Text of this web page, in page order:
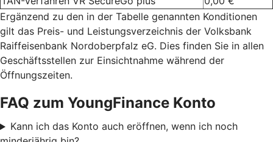
Ergänzend zu den in der Tabelle genannten Konditionen
gilt das Preis- und Leistungsverzeichnis der Volksbank
Raiffeisenbank Nordoberpfalz eG. Dies finden Sie in allen
Geschäftsstellen zur Einsichtnahme während der
Öffnungszeiten.
FAQ zum YoungFinance Konto
Kann ich das Konto auch eröffnen, wenn ich noch